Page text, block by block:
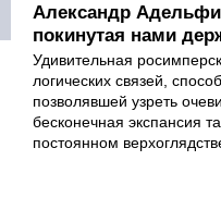
Александр
покинутая нами
Удивительная
логических связей,
позволявшей узреть
бесконечная экспансия
постоянном